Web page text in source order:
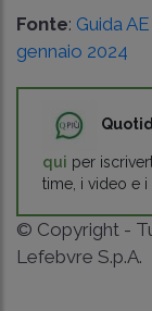
Fonte: Guida
gennaio 2024
qui per
time, i video e
© Copyright -
Lefebvre S.p.A.